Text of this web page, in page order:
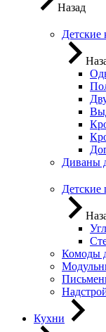
Назад
Детские
Диваны
Комоды
Кухни